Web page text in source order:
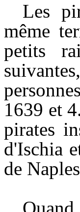
Les
même
petits
1639 et
pirates
d'Ischia
de